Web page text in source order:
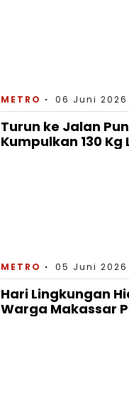
METRO 06 Juni 2026
Turun ke Jalan
Kumpulkan 130
METRO 05 Juni 2026
Hari Lingkungan
Warga Makassar